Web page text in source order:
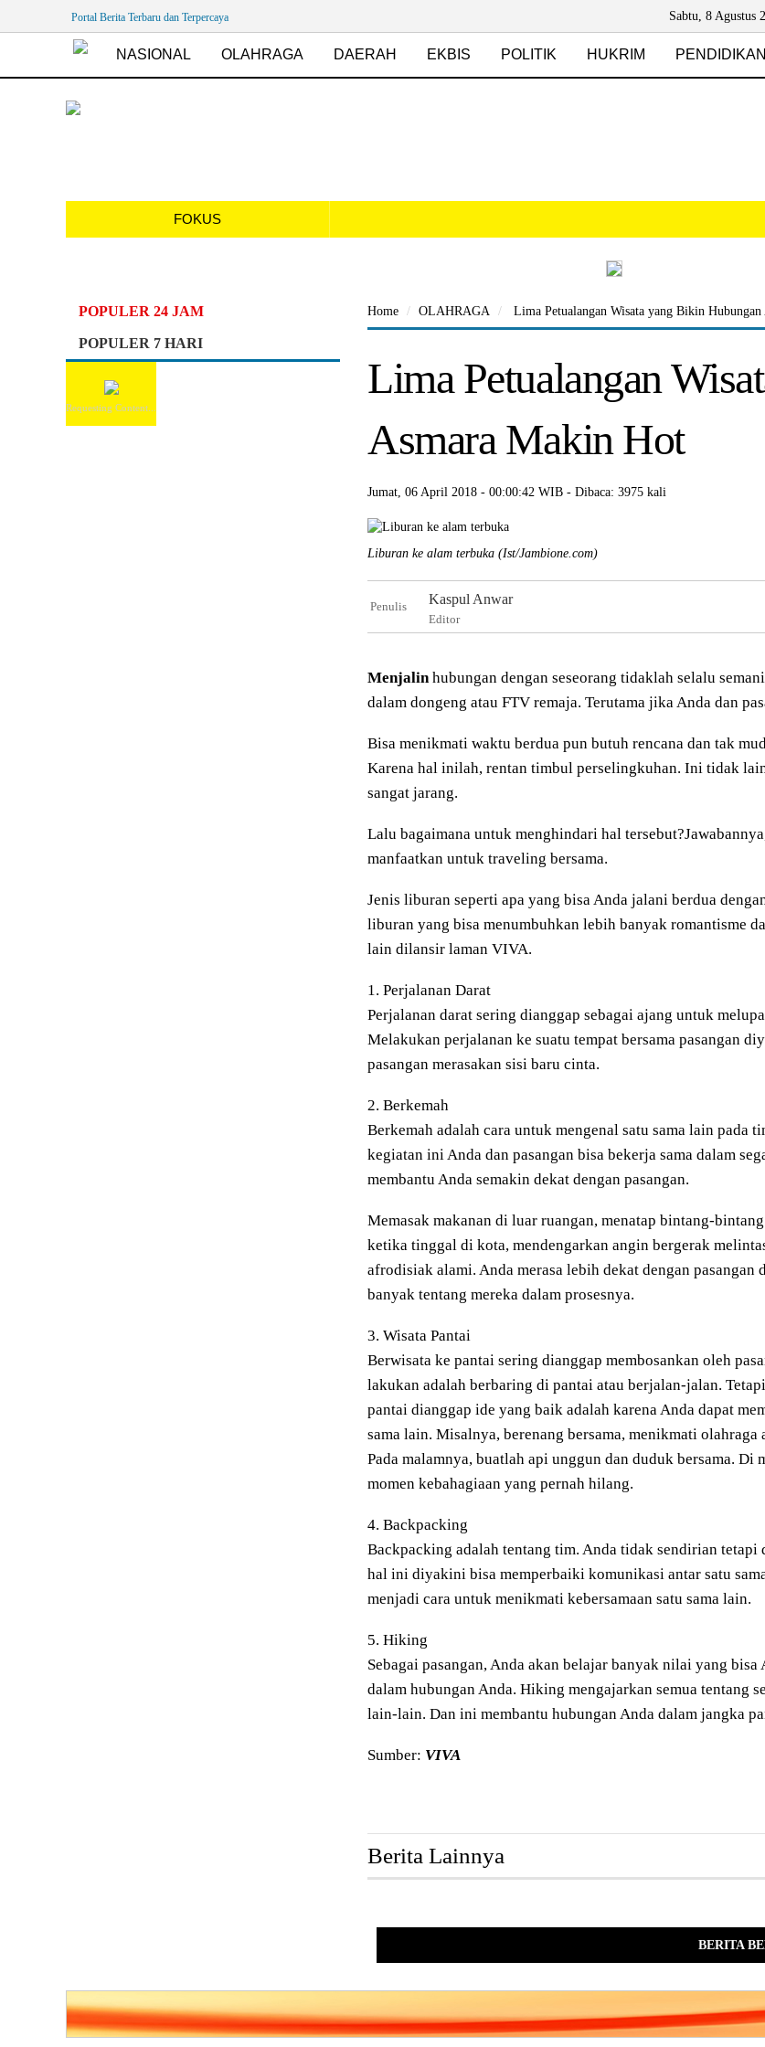
Portal Berita Terbaru dan Terpercaya Sabtu, 8 Agustus
NASIONAL OLAHRAGA DAERAH EKBIS POLITIK HUKRIM PENDIDIKAN
FOKUS
POPULER 24 JAM
POPULER 7 HARI
Requesting Content...
Home OLAHRAGA Lima Petualangan Wisata yang Bikin
Lima Petualangan
Asmara Makin Hot
Jumat, 06 April 2018 - 00:00:42 WIB - Dibaca: 3975 kali
Liburan ke alam terbuka (Ist/Jambione.com)
Penulis Kaspul Anwar
Editor
Menjalinhubungan dengan seseorang tidaklah selalu
dalam dongeng atau FTV remaja. Terutama jika Anda dan
Bisa menikmati waktu berdua pun butuh rencana dan tak
Karena hal inilah, rentan timbul perselingkuhan. Ini tidak
sangat jarang.
Lalu bagaimana untuk menghindari hal
manfaatkan untuk traveling bersama.
Jenis liburan seperti apa yang bisa Anda jalani berdua
liburan yang bisa menumbuhkan lebih banyak romantisme
lain dilansir laman VIVA.
1. Perjalanan Darat
Perjalanan darat sering dianggap sebagai ajang untuk
Melakukan perjalanan ke suatu tempat bersama pasangan
pasangan merasakan sisi baru cinta.
2. Berkemah
Berkemah adalah cara untuk mengenal satu sama lain pada
kegiatan ini Anda dan pasangan bisa bekerja sama dalam
membantu Anda semakin dekat dengan pasangan.
Memasak makanan di luar ruangan, menatap bintang-
ketika tinggal di kota, mendengarkan angin bergerak
afrodisiak alami. Anda merasa lebih dekat dengan pasangan
banyak tentang mereka dalam prosesnya.
3. Wisata Pantai
Berwisata ke pantai sering dianggap membosankan oleh
lakukan adalah berbaring di pantai atau berjalan-jalan.
pantai dianggap ide yang baik adalah karena Anda dapat
sama lain. Misalnya, berenang bersama, menikmati
Pada malamnya, buatlah api unggun dan duduk bersama.
momen kebahagiaan yang pernah hilang.
4. Backpacking
Backpacking adalah tentang tim. Anda tidak sendirian tetapi
hal ini diyakini bisa memperbaiki komunikasi antar satu
menjadi cara untuk menikmati kebersamaan satu sama lain.
5. Hiking
Sebagai pasangan, Anda akan belajar banyak nilai yang
dalam hubungan Anda. Hiking mengajarkan semua tentang
lain-lain. Dan ini membantu hubungan Anda dalam jangka
Sumber: VIVA
Berita Lainnya
BERITA